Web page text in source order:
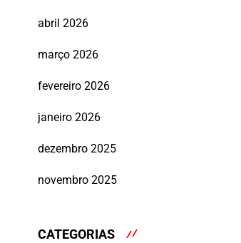
abril 2026
março 2026
fevereiro 2026
janeiro 2026
dezembro 2025
novembro 2025
CATEGORIAS